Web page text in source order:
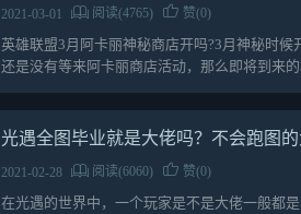
2021-03-01 阅读(4765) 赞(0)
英雄联盟3月阿卡丽神秘商店开吗?3月神秘时
还是没有等来阿卡丽商店活动，那么即将到来
光遇全图毕业就是大佬吗？不会跑图
2021-02-28 阅读(6060) 赞(0)
在光遇的世界中，一个玩家是不是大佬一般都